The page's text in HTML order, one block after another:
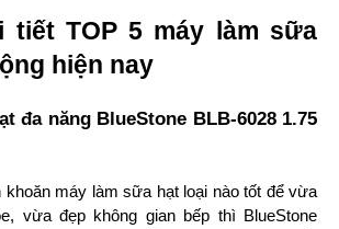
tiết TOP 5 máy làm sữa
hiện nay
đa năng BlueStone BLB-6028 1.75
khoăn máy làm sữa hạt loại nào tốt để vừa
vừa đẹp không gian bếp thì BlueStone